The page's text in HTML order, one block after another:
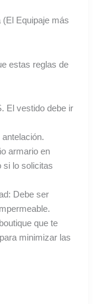
Equipaje más
estas reglas de
El vestido debe ir
armario en
si lo solicitas
Debe ser
que te
minimizar las